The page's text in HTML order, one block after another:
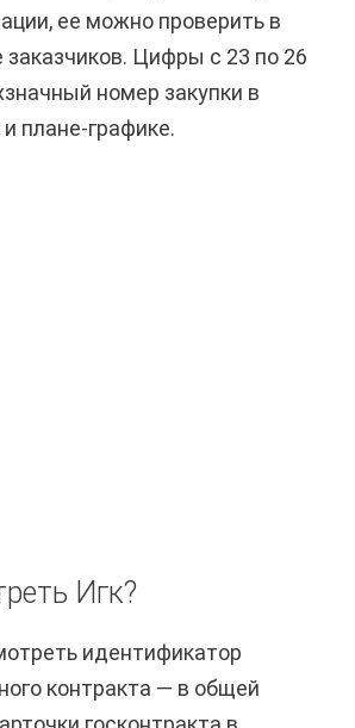
ее можно проверить в
Цифры с 23 по 26
номер закупки в
плане-графике.
Игк?
идентификатор
контракта — в общей